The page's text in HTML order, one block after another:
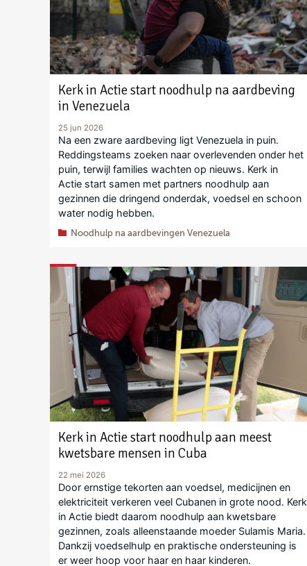
Kerk in Actie start noodhulp na aardbeving
in Venezuela
25 jun 2026
Na een zware aardbeving ligt Venezuela in puin.
Reddingsteams zoeken naar overlevenden onder het
puin, terwijl families wachten op nieuws. Kerk in
Actie start samen met partners noodhulp aan
gezinnen die dringend onderdak, voedsel en schoon
water nodig hebben.
Noodhulp na aardbevingen Venezuela
Kerk in Actie start noodhulp aan meest
kwetsbare mensen in Cuba
22 mei 2026
Door ernstige tekorten aan voedsel, medicijnen en
elektriciteit verkeren veel Cubanen in grote nood. Kerk
in Actie biedt daarom noodhulp aan kwetsbare
gezinnen, zoals alleenstaande moeder Sulamis Maria.
Dankzij voedselhulp en praktische ondersteuning is
er weer hoop voor haar en haar kinderen.